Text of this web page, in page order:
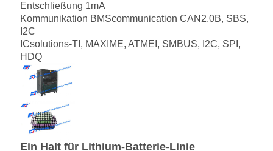
Entschließung 1mA
Kommunikation BMScommunication CAN2.0B, SBS,
I2C
ICsolutions-TI, MAXIME, ATMEI, SMBUS, I2C, SPI,
HDQ
Ein Halt für Lithium-Batterie-Linie